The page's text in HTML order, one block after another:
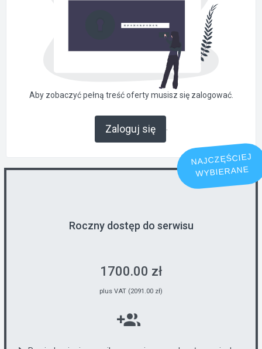
Aby zobaczyć pełną treść oferty musisz się zalogować.
Zaloguj się .
NAJCZĘŚCIEJ
WYBIERANE
Roczny dostęp do serwisu
1700.00 zł
plus VAT (2091.00 zł)